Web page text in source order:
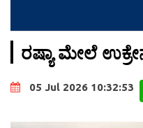
ರಷ್ಯಾ ಮೇಲೆ
05 Jul 2026 10:32:53